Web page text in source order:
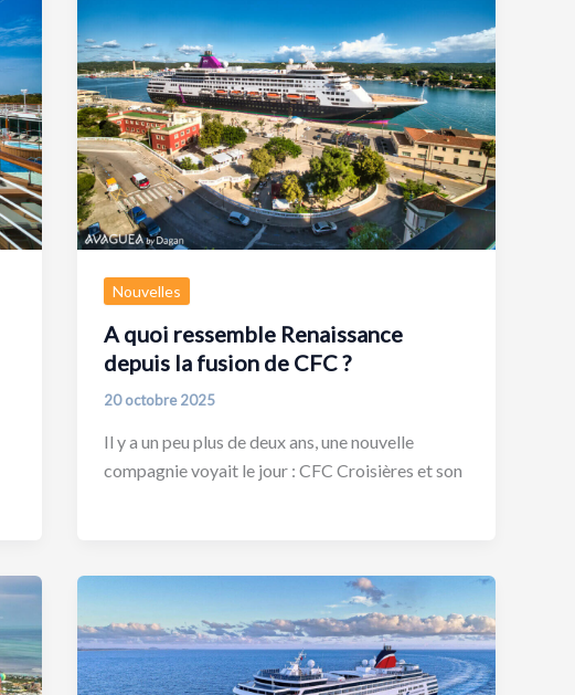
Nouvelles
A quoi ressemble Renaissance
depuis la fusion de CFC ?
20 octobre 2025
Il y a un peu plus de deux ans, une nouvelle
compagnie voyait le jour : CFC Croisières et son